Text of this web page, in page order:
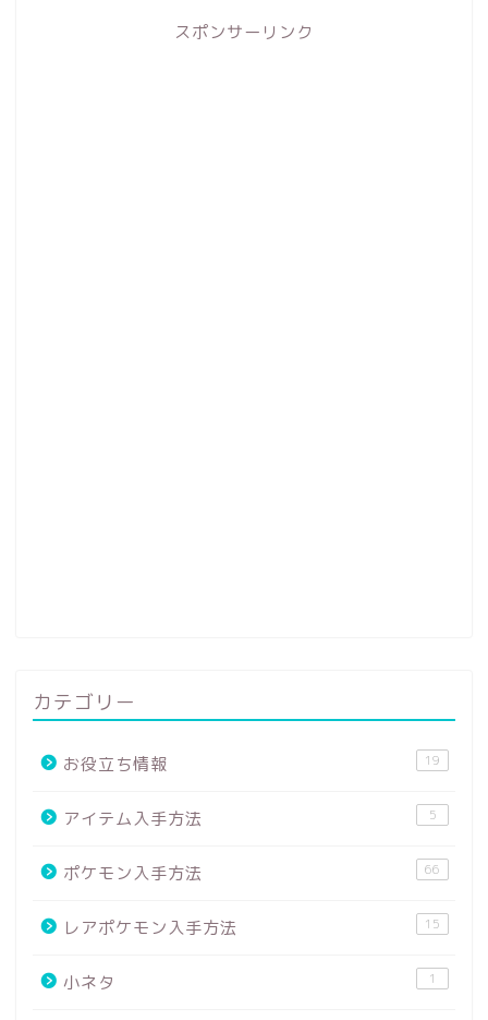
スポンサーリンク
カテゴリー
お役立ち情報 19
アイテム入手方法 5
ポケモン入手方法 66
レアポケモン入手方法 15
小ネタ 1